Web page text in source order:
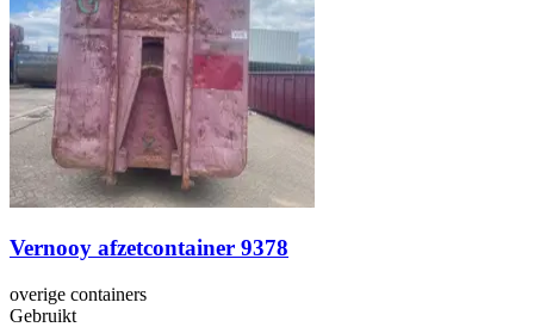
Vernooy afzetcontainer 9378
overige containers
Gebruikt